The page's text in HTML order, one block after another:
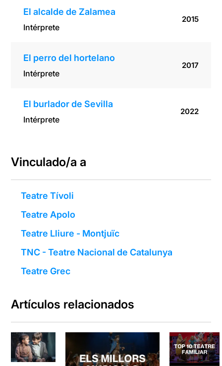
El alcalde de Zalamea
Intérprete
2015
El perro del hortelano
Intérprete
2017
El burlador de Sevilla
Intérprete
2022
Vinculado/a a
Teatre Tívoli
Teatre Apolo
Teatre Lliure - Montjuïc
TNC - Teatre Nacional de Catalunya
Teatre Grec
Artículos relacionados